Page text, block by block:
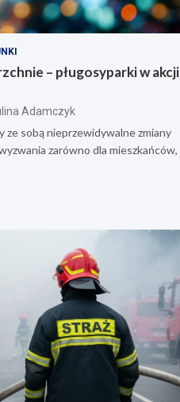
– pługosyparki w akcji
Adamczyk
sobą nieprzewidywalne zmiany
zarówno dla mieszkańców,